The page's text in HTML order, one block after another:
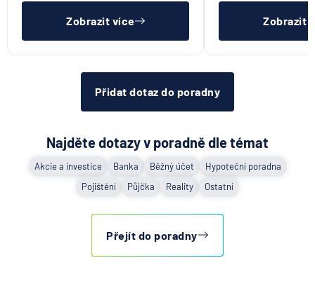
Zobrazit více Zobrazit
Přidat dotaz do poradny
Najděte dotazy v poradně dle témat
Akcie a investice Banka Běžný účet
Hypoteční poradna
Pojištění
Půjčka Reality Ostatní
Přejít do poradny